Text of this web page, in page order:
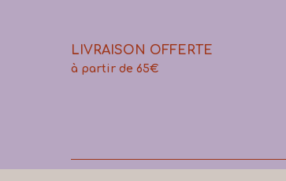
LIVRAISON OFFERTE
à partir de 65€